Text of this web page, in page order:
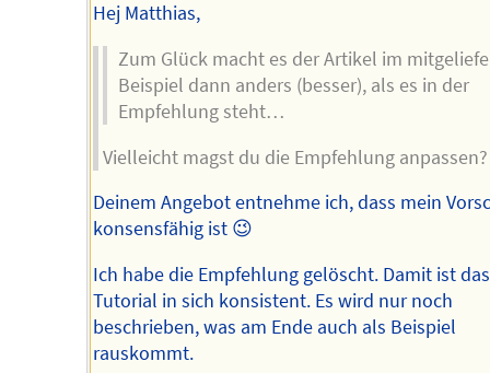
Hej Matthias,
Zum Glück macht es der Artikel im
Beispiel dann anders (besser), als es in der
Empfehlung steht…
Vielleicht magst du die Empfehlung anpassen?
Deinem Angebot entnehme ich, dass mein
konsensfähig ist 😉
Ich habe die Empfehlung gelöscht. Damit ist das
Tutorial in sich konsistent. Es wird nur noch
beschrieben, was am Ende auch als Beispiel
rauskommt.